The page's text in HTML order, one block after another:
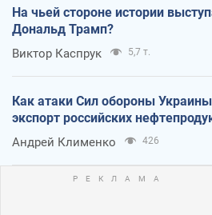
На чьей стороне истории
Дональд Трамп?
Виктор Каспрук 5,7 т.
Как атаки Сил обороны
экспорт российских
Андрей Клименко 426